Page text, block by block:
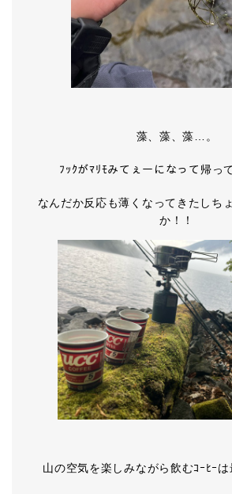
藻、藻、藻…。
ﾌｯｸがﾏﾘﾓみてぇーになって帰っ
なんだか反応も薄くなってきたしち
か！！
山の空気を楽しみながら飲むｺｰﾋｰは